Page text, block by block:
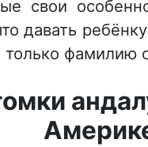
свои
давать
фамилию